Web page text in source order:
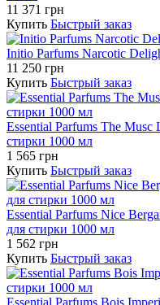
11 371 грн
Купить Быстрый заказ
Initio Parfums Narcotic
11 250 грн
Купить Быстрый заказ
Essential Parfums The Musc
стирки 1000 мл
1 565 грн
Купить Быстрый заказ
Essential Parfums Nice
для стирки 1000 мл
1 562 грн
Купить Быстрый заказ